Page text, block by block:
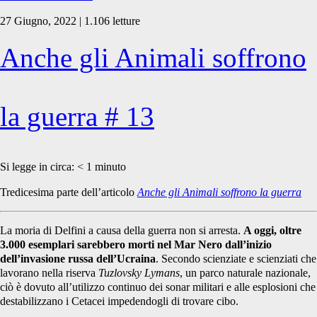
27 Giugno, 2022 | 1.106 letture
Anche gli Animali soffrono
la guerra # 13
Si legge in circa: < 1 minuto
Tredicesima parte dell’articolo Anche gli Animali soffrono la guerra
La moria di Delfini a causa della guerra non si arresta. A oggi, oltre
3.000 esemplari sarebbero morti nel Mar Nero dall’inizio
dell’invasione russa dell’Ucraina. Secondo scienziate e scienziati che
lavorano nella riserva Tuzlovsky Lymans, un parco naturale nazionale,
ciò è dovuto all’utilizzo continuo dei sonar militari e alle esplosioni che
destabilizzano i Cetacei impedendogli di trovare cibo.